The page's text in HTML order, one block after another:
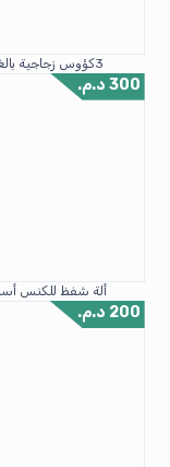
3كؤوس زجاجية بالغطاء
ألة شفظ للكنس
300 د.م.
200 د.م.